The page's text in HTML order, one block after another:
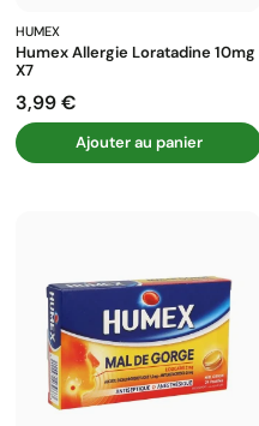
HUMEX
Humex Allergie Loratadine 10mg
X7
Prix
3,99 €
Ajouter au panier